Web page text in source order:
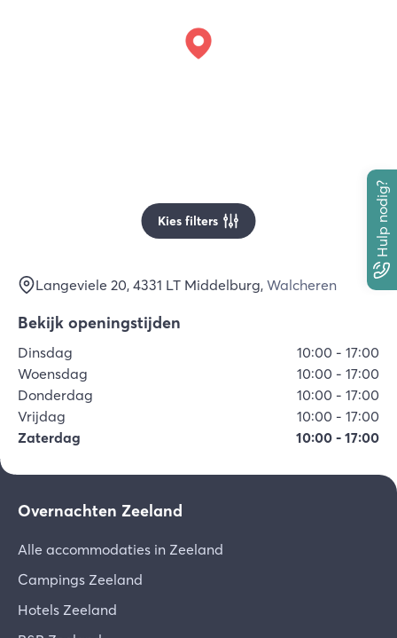
Hulp nodig?
Kies filters
Langeviele 20, 4331 LT Middelburg, Walcheren
Bekijk openingstijden
Dinsdag 10:00 - 17:00
Woensdag
10:00 - 17:00
Donderdag
10:00 - 17:00
Vrijdag
10:00 - 17:00
Zaterdag
10:00 - 17:00
Overnachten Zeeland
Alle accommodaties in Zeeland
Campings Zeeland
Hotels Zeeland